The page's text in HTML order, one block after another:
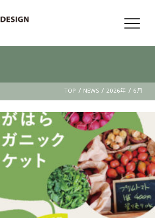
TOP / NEWS / 2026年 / 6月